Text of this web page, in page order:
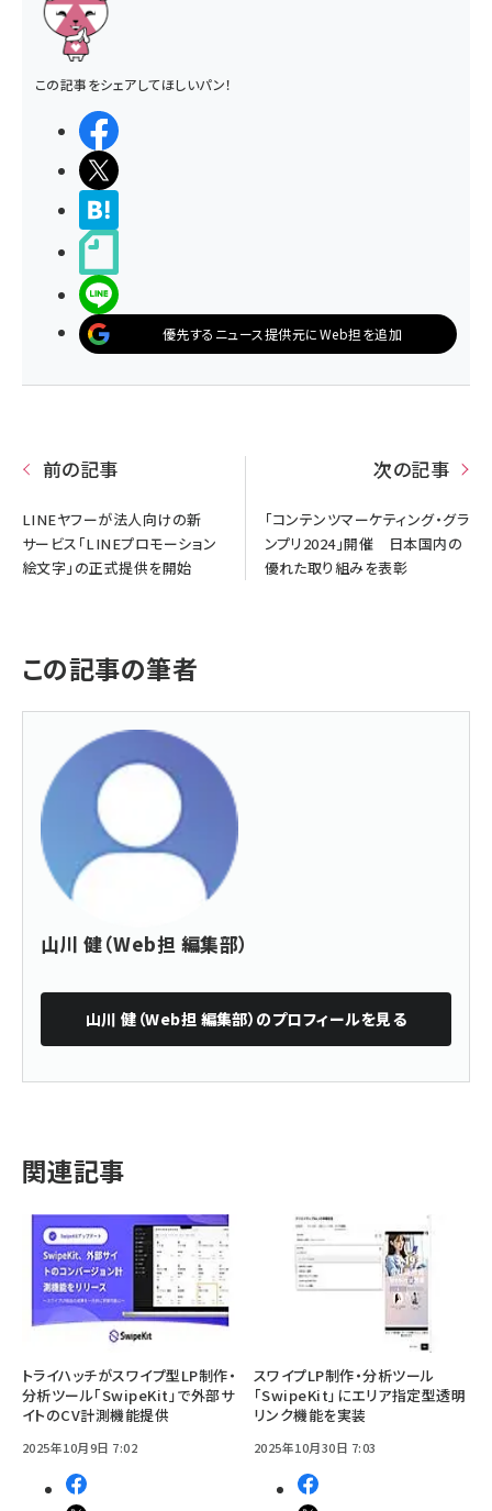
この記事をシェアしてほしいパン！
優先するニュース提供元にWeb担を追加
前の記事
LINEヤフーが法人向けの新
サービス「LINEプロモーション
絵文字」の正式提供を開始
次の記事
「コンテンツマーケティング・グラ
ンプリ2024」開催 日本国内の
優れた取り組みを表彰
この記事の筆者
山川 健（Web担 編集部）
山川 健（Web担 編集部） のプロフィールを見る
関連記事
トライハッチがスワイプ型LP制作・
分析ツール「SwipeKit」で外部サ
イトのCV計測機能提供
2025年10月9日 7:02
スワイプLP制作・分析ツール
「SwipeKit」にエリア指定型透明
リンク機能を実装
2025年10月30日 7:03